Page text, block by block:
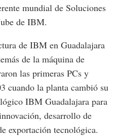
mundial de Soluciones
de IBM.
de IBM en Guadalajara
de la máquina de
las primeras PCs y
cuando la planta cambió su
IBM Guadalajara para
desarrollo de
exportación tecnológica.